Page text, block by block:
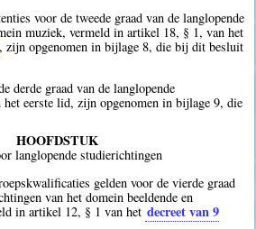
voor de tweede graad van de langlopende
muziek, vermeld in artikel 18, § 1, van het
, zijn opgenomen in bijlage 8, die bij dit besluit
derde graad van de langlopende
eerste lid, zijn opgenomen in bijlage 9, die
HOOFDSTUK
langlopende studierichtingen
gelden voor de vierde graad
van het domein beeldende en
in artikel 12, § 1 van het decreet van 9